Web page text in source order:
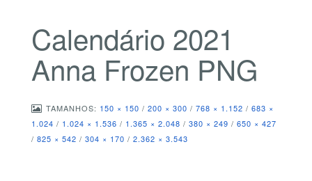
Calendário 2021
Anna Frozen PNG
TAMANHOS: 150 × 150 / 200 × 300 / 768 × 1.152 / 683 ×
1.024 / 1.024 × 1.536 / 1.365 × 2.048 / 380 × 249 / 650 × 427
/ 825 × 542 / 304 × 170 / 2.362 × 3.543